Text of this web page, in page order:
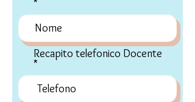
Recapito telefonico Docente